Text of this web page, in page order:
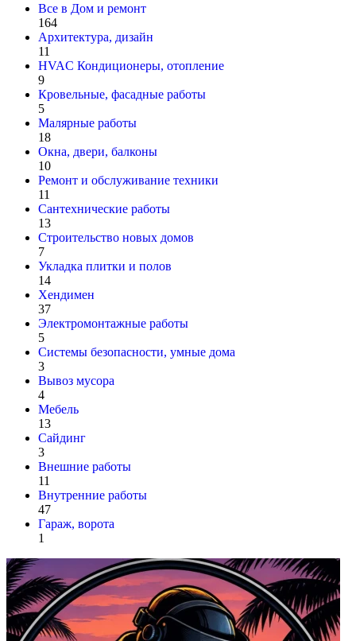
Все в Дом и ремонт
164
Архитектура, дизайн
11
HVAC Кондиционеры, oтопление
9
Кровельные, фасадные работы
5
Малярные работы
18
Окна, двери, балконы
10
Ремонт и обслуживание техники
11
Сантехнические работы
13
Строительство новых домов
7
Укладка плитки и полов
14
Хендимен
37
Электромонтажные работы
5
Системы безопасности, умные дома
3
Вывоз мусора
4
Мебель
13
Сайдинг
3
Внешние работы
11
Внутренние работы
47
Гараж, ворота
1